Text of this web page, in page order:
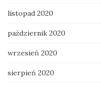
listopad 2020
październik 2020
wrzesień 2020
sierpień 2020